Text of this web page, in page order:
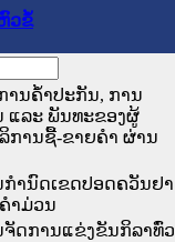
ວຂໍ້
ານຄ້ຳປະກັນ, ການ
ແລະ ພັນທະຂອງຜູ້
ການຊື້-ຂາຍຄຳ ຜ່ານ
ຳນົດເຂດປອດຄວັນຢາ
ຳມ່ວນ
ດການແຂ່ງຂັນກິລາທົ່ວ